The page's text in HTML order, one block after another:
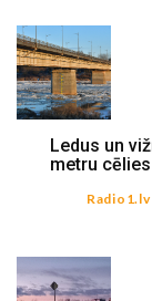
Ledus un
metru
Radio1.lv